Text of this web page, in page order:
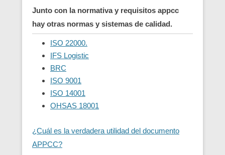
Junto con la normativa y requisitos appcc
hay otras normas y sistemas de calidad.
ISO 22000.
IFS Logistic
BRC
ISO 9001
ISO 14001
OHSAS 18001
¿Cuál es la verdadera utilidad del documento
APPCC?